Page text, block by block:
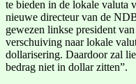
te bieden in de lokale valuta
nieuwe directeur van de
gewezen linkse president
verschuiving naar lokale
dollarisering. Daardoor zal
bedrag niet in dollar zitten”.